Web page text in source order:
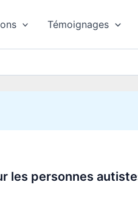
Témoignages
personnes